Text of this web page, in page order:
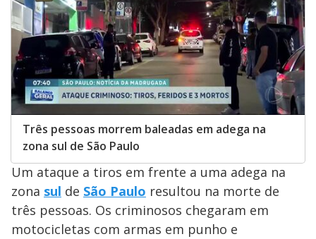
Três pessoas morrem baleadas em adega na
zona sul de São Paulo
Um ataque a tiros em frente a uma adega na
zona sul de São Paulo resultou na morte de
três pessoas. Os criminosos chegaram em
motocicletas com armas em punho e